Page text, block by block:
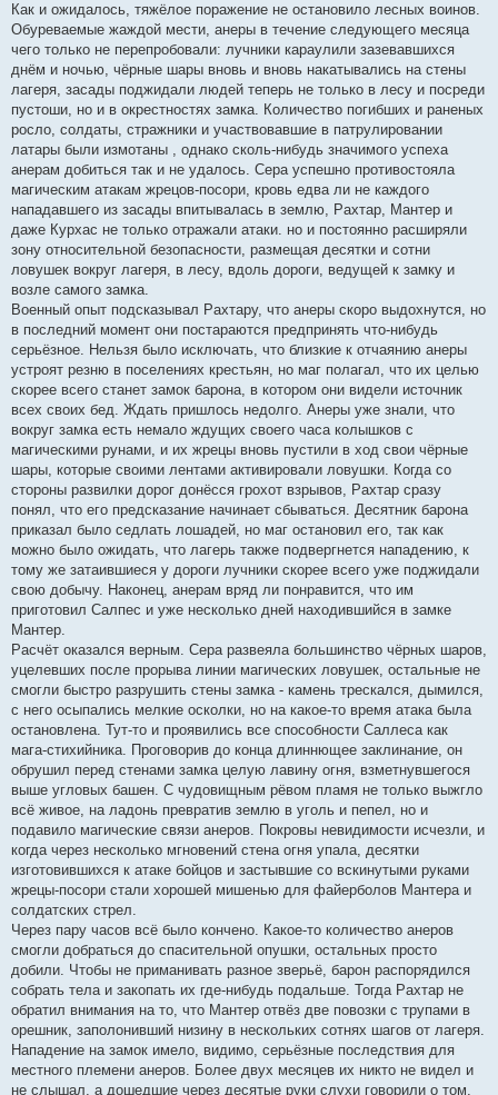
Как и ожидалось, тяжёлое поражение не остановило лесных воинов.
Обуреваемые жаждой мести, анеры в течение следующего месяца
чего только не перепробовали: лучники караулили зазевавшихся
днём и ночью, чёрные шары вновь и вновь накатывались на стены
лагеря, засады поджидали людей теперь не только в лесу и посреди
пустоши, но и в окрестностях замка. Количество погибших и раненых
росло, солдаты, стражники и участвовавшие в патрулировании
латары были измотаны , однако сколь-нибудь значимого успеха
анерам добиться так и не удалось. Сера успешно противостояла
магическим атакам жрецов-посори, кровь едва ли не каждого
нападавшего из засады впитывалась в землю, Рахтар, Мантер и
даже Курхас не только отражали атаки. но и постоянно расширяли
зону относительной безопасности, размещая десятки и сотни
ловушек вокруг лагеря, в лесу, вдоль дороги, ведущей к замку и
возле самого замка.
Военный опыт подсказывал Рахтару, что анеры скоро выдохнутся, но
в последний момент они постараются предпринять что-нибудь
серьёзное. Нельзя было исключать, что близкие к отчаянию анеры
устроят резню в поселениях крестьян, но маг полагал, что их целью
скорее всего станет замок барона, в котором они видели источник
всех своих бед. Ждать пришлось недолго. Анеры уже знали, что
вокруг замка есть немало ждущих своего часа колышков с
магическими рунами, и их жрецы вновь пустили в ход свои чёрные
шары, которые своими лентами активировали ловушки. Когда со
стороны развилки дорог донёсся грохот взрывов, Рахтар сразу
понял, что его предсказание начинает сбываться. Десятник барона
приказал было седлать лошадей, но маг остановил его, так как
можно было ожидать, что лагерь также подвергнется нападению, к
тому же затаившиеся у дороги лучники скорее всего уже поджидали
свою добычу. Наконец, анерам вряд ли понравится, что им
приготовил Салпес и уже несколько дней находившийся в замке
Мантер.
Расчёт оказался верным. Сера развеяла большинство чёрных шаров,
уцелевших после прорыва линии магических ловушек, остальные не
смогли быстро разрушить стены замка - камень трескался, дымился,
с него осыпались мелкие осколки, но на какое-то время атака была
остановлена. Тут-то и проявились все способности Саллеса как
мага-стихийника. Проговорив до конца длиннющее заклинание, он
обрушил перед стенами замка целую лавину огня, взметнувшегося
выше угловых башен. С чудовищным рёвом пламя не только выжгло
всё живое, на ладонь превратив землю в уголь и пепел, но и
подавило магические связи анеров. Покровы невидимости исчезли, и
когда через несколько мгновений стена огня упала, десятки
изготовившихся к атаке бойцов и застывшие со вскинутыми руками
жрецы-посори стали хорошей мишенью для файерболов Мантера и
солдатских стрел.
Через пару часов всё было кончено. Какое-то количество анеров
смогли добраться до спасительной опушки, остальных просто
добили. Чтобы не приманивать разное зверьё, барон распорядился
собрать тела и закопать их где-нибудь подальше. Тогда Рахтар не
обратил внимания на то, что Мантер отвёз две повозки с трупами в
орешник, заполонивший низину в нескольких сотнях шагов от лагеря.
Нападение на замок имело, видимо, серьёзные последствия для
местного племени анеров. Более двух месяцев их никто не видел и
не слышал, а дошедшие через десятые руки слухи говорили о том,